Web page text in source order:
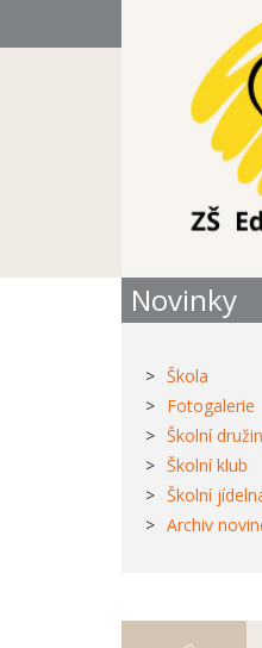
Novinky
Škola
Fotogalerie
Školní
Školní klub
Školní
Archiv